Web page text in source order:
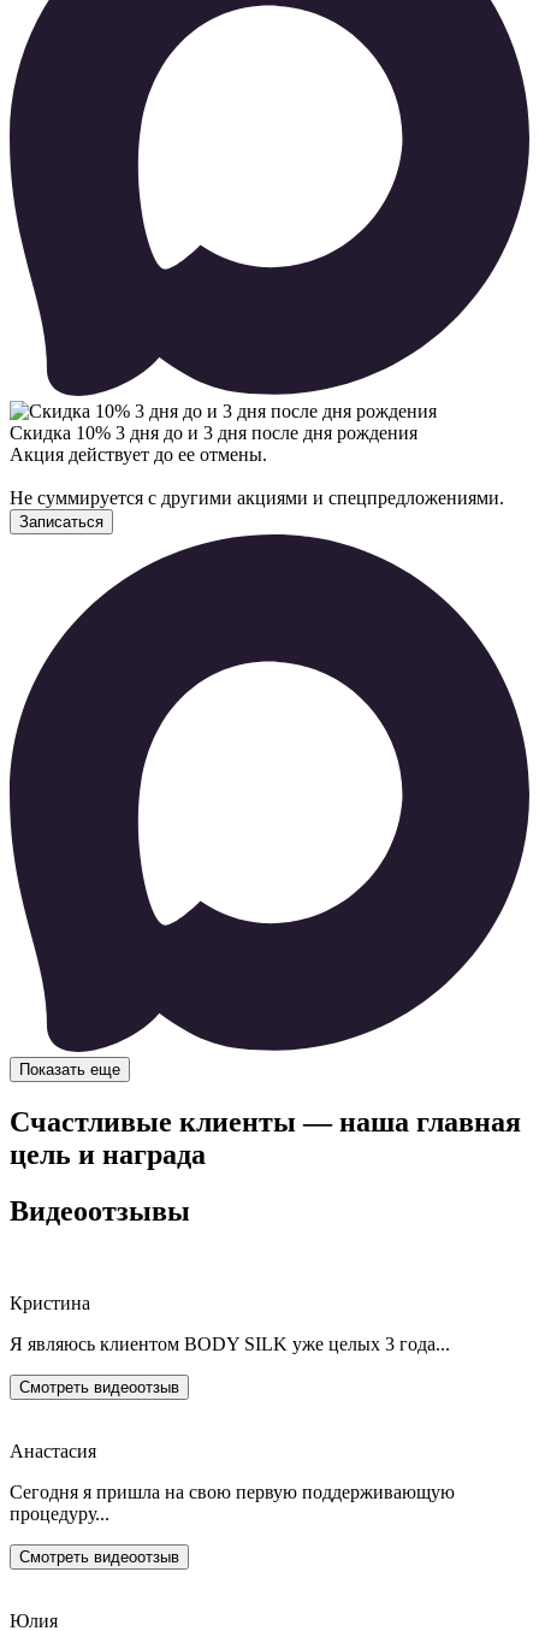
Скидка 10% 3 дня до и 3 дня после дня рождения
Акция действует до ее отмены.
Не суммируется с другими акциями и спецпредложениями.
Записаться
Показать еще
Счастливые клиенты — наша главная
цель и награда
Видеоотзывы
Кристина
Я являюсь клиентом BODY SILK уже целых 3 года...
Смотреть видеоотзыв
Анастасия
Сегодня я пришла на свою первую поддерживающую
процедуру...
Смотреть видеоотзыв
Юлия